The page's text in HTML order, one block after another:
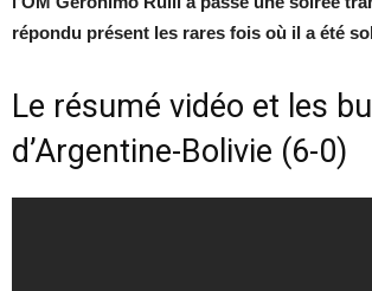
répondu présent les rares fois où il a été
Le résumé vidéo et les
d’Argentine-Bolivie (6-0)